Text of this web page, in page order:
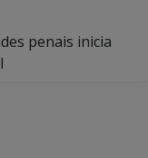
penais inicia